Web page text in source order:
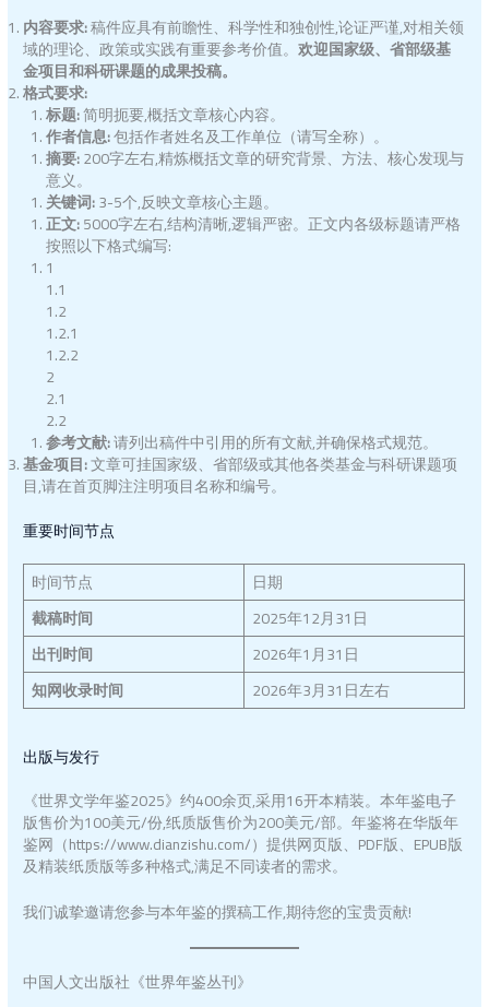
内容要求:稿件应具有前瞻性、科学性和独创性,论证严谨,对相关领
域的理论、政策或实践有重要参考价值。欢迎国家级、省部级基
金项目和科研课题的成果投稿。
格式要求:
标题:简明扼要,概括文章核心内容。
作者信息:包括作者姓名及工作单位（请写全称）。
摘要:200字左右,精炼概括文章的研究背景、方法、核心发现与
意义。
关键词:3-5个,反映文章核心主题。
正文:5000字左右,结构清晰,逻辑严密。正文内各级标题请严格
按照以下格式编写:
1
1.1
1.2
1.2.1
1.2.2
2
2.1
2.2
参考文献:请列出稿件中引用的所有文献,并确保格式规范。
基金项目:文章可挂国家级、省部级或其他各类基金与科研课题项
目,请在首页脚注注明项目名称和编号。
重要时间节点
时间节点
日期
截稿时间
2025年12月31日
出刊时间
2026年1月31日
知网收录时间
2026年3月31日左右
出版与发行
《世界文学年鉴2025》约400余页,采用16开本精装。本年鉴电子
版售价为100美元/份,纸质版售价为200美元/部。年鉴将在华版年
鉴网（https://www.dianzishu.com/）提供网页版、PDF版、EPUB版
及精装纸质版等多种格式,满足不同读者的需求。
我们诚挚邀请您参与本年鉴的撰稿工作,期待您的宝贵贡献!
中国人文出版社《世界年鉴丛刊》